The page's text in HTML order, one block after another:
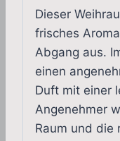
Dieser
frisches
Abgang aus.
einen
Duft mit einer
Angenehmer
Raum und die